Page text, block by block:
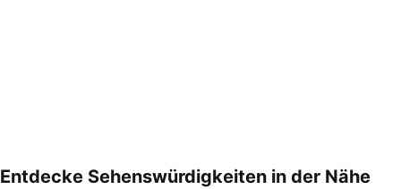
Entdecke Sehenswürdigkeiten in der Nähe